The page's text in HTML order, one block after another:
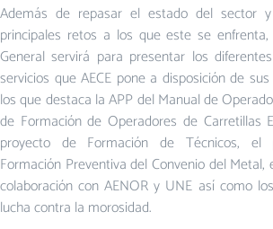
Además de repasar el estado del sector
principales retos a los que este se
General servirá para presentar los
servicios que AECE pone a disposición de
los que destaca la APP del Manual de
de Formación de Operadores de Carretillas
proyecto de Formación de Técnicos, el
Formación Preventiva del Convenio del Metal,
colaboración con AENOR y UNE así como
lucha contra la morosidad.